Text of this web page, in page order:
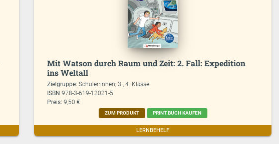
Mit Watson durch Raum und Zeit: 2. Fall: Expedition
ins Weltall
Zielgruppe:Schüler:innen; 3., 4. Klasse
ISBN978-3-619-12021-5
Preis: 9,50 €
ZUM PRODUKT PRINT.BUCH KAUFEN
LERNBEHELF